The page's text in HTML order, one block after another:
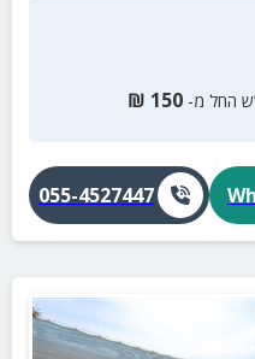
החל מ- 150
₪
055-4527447